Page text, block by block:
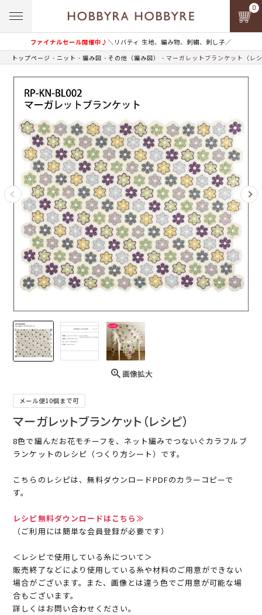
ファイナルセール開催中♪＼リバティ 生地、編み物、刺繍、刺し子／
0
トップページ ニット 編み図 その他（編み図） マーガレットブランケット（レ
画像拡大
メール便10個まで可
マーガレットブランケット（レシピ）
8色で編んだお花モチーフを、ネット編みでつないぐカラフルブ
ランケットのレシピ（つくり方シート）です。
こちらのレシピは、無料ダウンロードPDFのカラーコピーで
す。
レシピ無料ダウンロードはこちら≫
（ご利用には簡単な会員登録が必要です）
＜レシピで使用している糸について＞
販売終了などにより使用している糸や材料のご用意ができない
場合がございます。また、画像とは違う色でご用意が可能な場
合もございます。
詳しくはお問い合わせください。